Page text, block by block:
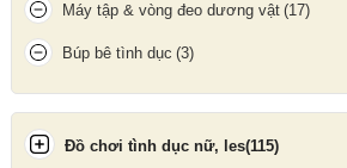
Hướng dẫn sử dụng bao cao
Man gai
Khi dương vật cương cứng lộn ngược
dương vật.
Máy tập & vòng đeo dương vật (17)
Búp bê tình dục (3)
Đồ chơi tình dục nữ, les(115)